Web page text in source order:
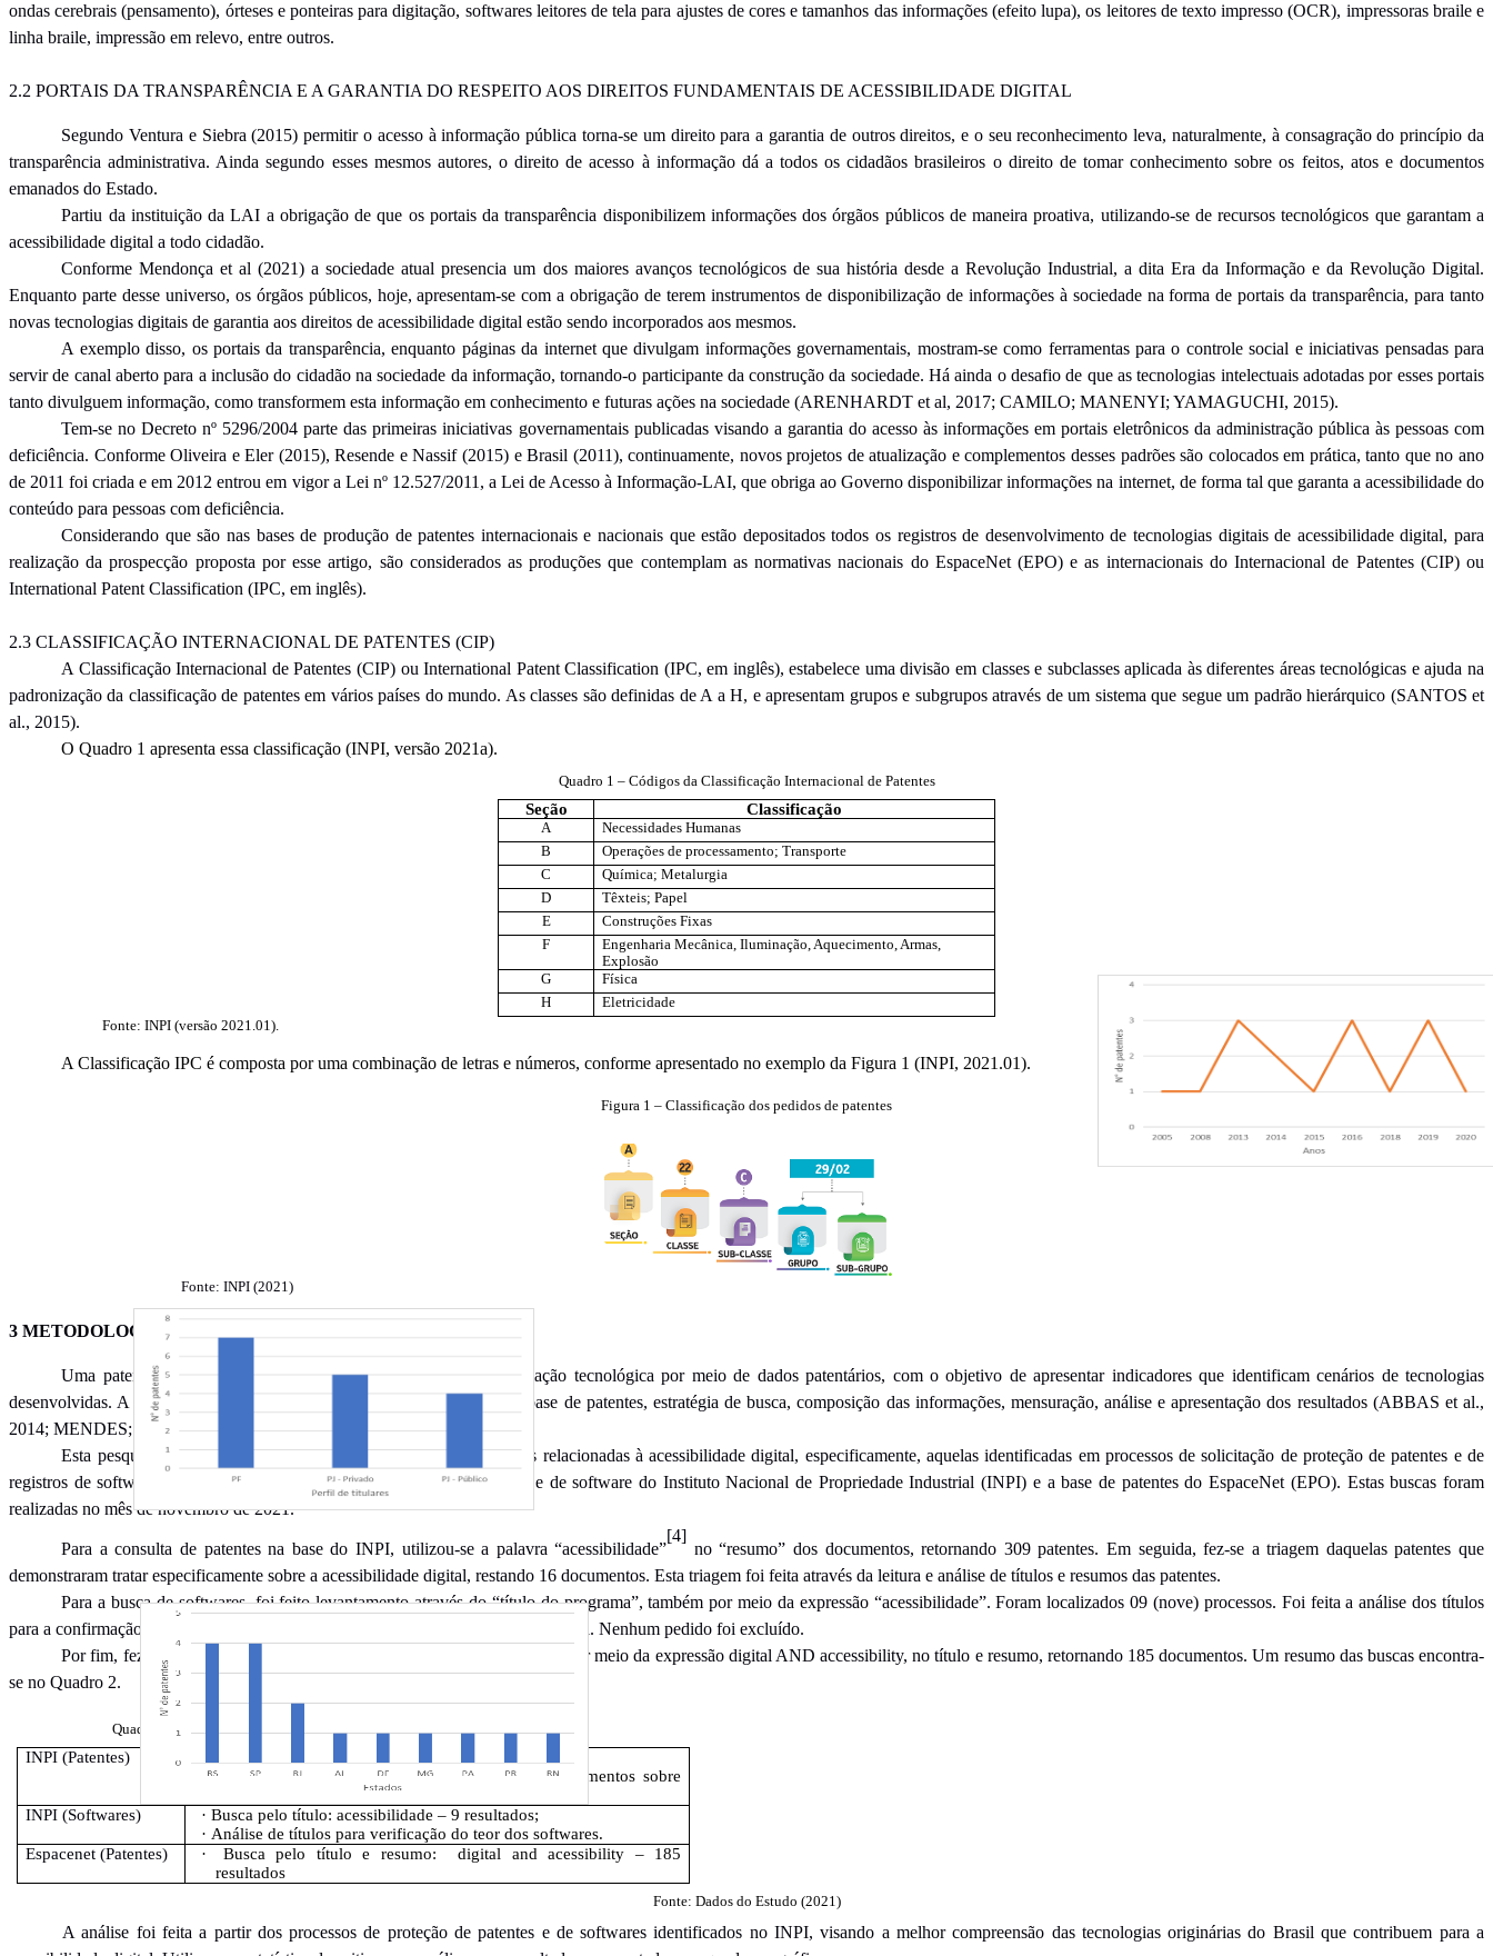
ondas cerebrais (pensamento), órteses e ponteiras para digitação, softwares leitores de tela para ajustes de cores e tamanhos das informações (efeito lupa), os leitores de texto impresso (OCR), impressoras braile e
linha braile, impressão em relevo, entre outros.
2.2 PORTAIS DA TRANSPARÊNCIA E A GARANTIA DO RESPEITO AOS DIREITOS FUNDAMENTAIS DE ACESSIBILIDADE DIGITAL
Segundo Ventura e Siebra (2015) permitir o acesso à informação pública torna-se um direito para a garantia de outros direitos, e o seu reconhecimento leva, naturalmente, à consagração do princípio da
transparência administrativa. Ainda segundo esses mesmos autores, o direito de acesso à informação dá a todos os cidadãos brasileiros o direito de tomar conhecimento sobre os feitos, atos e documentos
emanados do Estado.
Partiu da instituição da LAI a obrigação de que os portais da transparência disponibilizem informações dos órgãos públicos de maneira proativa, utilizando-se de recursos tecnológicos que garantam a
acessibilidade digital a todo cidadão.
Conforme Mendonça et al (2021) a sociedade atual presencia um dos maiores avanços tecnológicos de sua história desde a Revolução Industrial, a dita Era da Informação e da Revolução Digital.
Enquanto parte desse universo, os órgãos públicos, hoje, apresentam-se com a obrigação de terem instrumentos de disponibilização de informações à sociedade na forma de portais da transparência, para tanto
novas tecnologias digitais de garantia aos direitos de acessibilidade digital estão sendo incorporados aos mesmos.
A exemplo disso, os portais da transparência, enquanto páginas da internet que divulgam informações governamentais, mostram-se como ferramentas para o controle social e iniciativas pensadas para
servir de canal aberto para a inclusão do cidadão na sociedade da informação, tornando-o participante da construção da sociedade. Há ainda o desafio de que as tecnologias intelectuais adotadas por esses portais
tanto divulguem informação, como transformem esta informação em conhecimento e futuras ações na sociedade (ARENHARDT et al, 2017; CAMILO; MANENYI; YAMAGUCHI, 2015).
Tem-se no Decreto nº 5296/2004 parte das primeiras iniciativas governamentais publicadas visando a garantia do acesso às informações em portais eletrônicos da administração pública às pessoas com
deficiência. Conforme Oliveira e Eler (2015), Resende e Nassif (2015) e Brasil (2011), continuamente, novos projetos de atualização e complementos desses padrões são colocados em prática, tanto que no ano
de 2011 foi criada e em 2012 entrou em vigor a Lei nº 12.527/2011, a Lei de Acesso à Informação-LAI, que obriga ao Governo disponibilizar informações na internet, de forma tal que garanta a acessibilidade do
conteúdo para pessoas com deficiência.
Considerando que são nas bases de produção de patentes internacionais e nacionais que estão depositados todos os registros de desenvolvimento de tecnologias digitais de acessibilidade digital, para
realização da prospecção proposta por esse artigo, são considerados as produções que contemplam as normativas nacionais do EspaceNet (EPO) e as internacionais do Internacional de Patentes (CIP) ou
International Patent Classification (IPC, em inglês).
2.3 CLASSIFICAÇÃO INTERNACIONAL DE PATENTES (CIP)
A Classificação Internacional de Patentes (CIP) ou International Patent Classification (IPC, em inglês), estabelece uma divisão em classes e subclasses aplicada às diferentes áreas tecnológicas e ajuda na
padronização da classificação de patentes em vários países do mundo. As classes são definidas de A a H, e apresentam grupos e subgrupos através de um sistema que segue um padrão hierárquico (SANTOS et
al., 2015).
O Quadro 1 apresenta essa classificação (INPI, versão 2021a).
Quadro 1 – Códigos da Classificação Internacional de Patentes
Seção Classificação
A
Necessidades Humanas
B
Operações de processamento; Transporte
C
Química; Metalurgia
D
Têxteis; Papel
E
Construções Fixas
F
Engenharia Mecânica, Iluminação, Aquecimento, Armas,
Explosão
G
Física
H
Eletricidade
Fonte: INPI (versão 2021.01).
A Classificação IPC é composta por uma combinação de letras e números, conforme apresentado no exemplo da Figura 1 (INPI, 2021.01).
Figura 1 – Classificação dos pedidos de patentes
Fonte: INPI (2021)
3 METODOLOGIA
Uma patentometria caracteriza-se como estudo métrico da informação tecnológica por meio de dados patentários, com o objetivo de apresentar indicadores que identificam cenários de tecnologias
desenvolvidas. A análise de patentes envolve várias etapas: definição da base de patentes, estratégia de busca, composição das informações, mensuração, análise e apresentação dos resultados (ABBAS et al.,
2014; MENDES; MELO, 2017; NASCIMENTO, 2020).
Esta pesquisa foi realizada através do mapeamento das tecnologias relacionadas à acessibilidade digital, especificamente, aquelas identificadas em processos de solicitação de proteção de patentes e de
registros de softwares. Foram consultadas as bases de dados de patentes e de software do Instituto Nacional de Propriedade Industrial (INPI) e a base de patentes do EspaceNet (EPO). Estas buscas foram
realizadas no mês de novembro de 2021.
Para a consulta de patentes na base do INPI, utilizou-se a palavra “acessibilidade”
[4]
no “resumo” dos documentos, retornando 309 patentes. Em seguida, fez-se a triagem daquelas patentes que
demonstraram tratar especificamente sobre a acessibilidade digital, restando 16 documentos. Esta triagem foi feita através da leitura e análise de títulos e resumos das patentes.
Para a busca de softwares, foi feito levantamento através do “título do programa”, também por meio da expressão “acessibilidade”. Foram localizados 09 (nove) processos. Foi feita a análise dos títulos
para a confirmação de que os processos referiam-se, de fato, à acessibilidade digital. Nenhum pedido foi excluído.
Por fim, fez-se uma busca de patentes na base internacional EspaceNet, por meio da expressão digital AND accessibility, no título e resumo, retornando 185 documentos. Um resumo das buscas encontra-
se no Quadro 2.
Quadro 2 – Refinamento de Resultados
INPI (Patentes)
Leitura de títulos e resumos para identificar documentos sobre
“acessibilidade digital” – 16 resultados.
INPI (Softwares)
· Busca pelo título: acessibilidade – 9 resultados;
· Análise de títulos para verificação do teor dos softwares.
Espacenet (Patentes)
·
Busca pelo título e resumo: digital and acessibility – 185
resultados
Fonte: Dados do Estudo (2021)
A análise foi feita a partir dos processos de proteção de patentes e de softwares identificados no INPI, visando a melhor compreensão das tecnologias originárias do Brasil que contribuem para a